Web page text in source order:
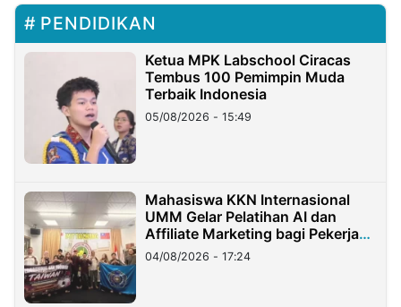
PENDIDIKAN
Ketua MPK Labschool Ciracas
Tembus 100 Pemimpin Muda
Terbaik Indonesia
05/08/2026 - 15:49
Mahasiswa KKN Internasional
UMM Gelar Pelatihan AI dan
Affiliate Marketing bagi Pekerja
Migran Indonesia di Taiwan
04/08/2026 - 17:24